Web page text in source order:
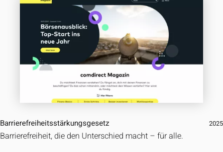
Barrierefreiheitsstärkungsgesetz 2025
Barrierefreiheit, die den Unterschied macht – für alle.